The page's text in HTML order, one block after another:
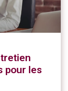
pour les